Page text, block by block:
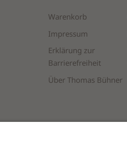
IN DEN WARENKORB
Warenkorb
Impressum
Erklärung zur
Barrierefreiheit
Über Thomas Bühner